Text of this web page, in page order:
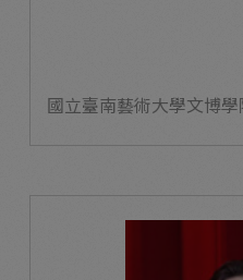
國立臺南藝術大學文博